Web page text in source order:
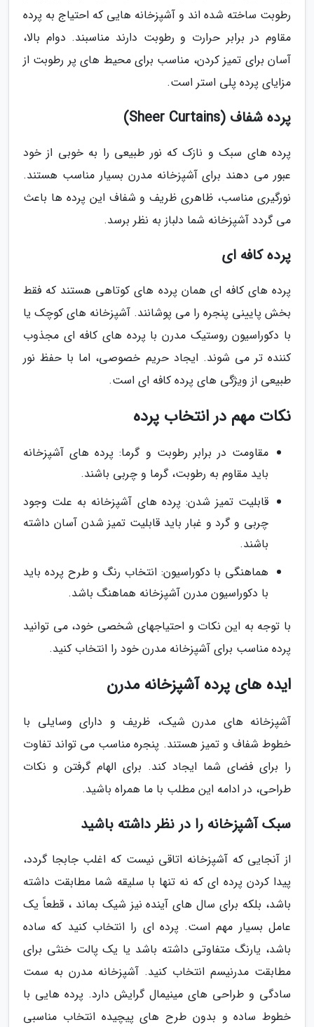
رطوبت ساخته شده اند و آشپزخانه هایی که احتیاج به پرده
مقاوم در برابر حرارت و رطوبت دارند مناسبند. دوام بالا،
آسان برای تمیز کردن، مناسب برای محیط های پر رطوبت از
مزایای پرده پلی استر است.
پرده شفاف (Sheer Curtains)
پرده های سبک و نازک که نور طبیعی را به خوبی از خود
عبور می دهند برای آشپزخانه مدرن بسیار مناسب هستند.
نورگیری مناسب، ظاهری ظریف و شفاف این پرده ها باعث
می گردد آشپزخانه شما دلباز به نظر برسد.
پرده کافه ای
پرده های کافه ای همان پرده های کوتاهی هستند که فقط
بخش پایینی پنجره را می پوشانند. آشپزخانه های کوچک یا
با دکوراسیون روستیک مدرن با پرده های کافه ای مجذوب
کننده تر می شوند. ایجاد حریم خصوصی، اما با حفظ نور
طبیعی از ویژگی های پرده کافه ای است.
نکات مهم در انتخاب پرده
مقاومت در برابر رطوبت و گرما: پرده های آشپزخانه
باید مقاوم به رطوبت، گرما و چربی باشند.
قابلیت تمیز شدن: پرده های آشپزخانه به علت وجود
چربی و گرد و غبار باید قابلیت تمیز شدن آسان داشته
باشند.
هماهنگی با دکوراسیون: انتخاب رنگ و طرح پرده باید
با دکوراسیون مدرن آشپزخانه هماهنگ باشد.
با توجه به این نکات و احتیاجهای شخصی خود، می توانید
پرده مناسب برای آشپزخانه مدرن خود را انتخاب کنید.
ایده های پرده آشپزخانه مدرن
آشپزخانه های مدرن شیک، ظریف و دارای وسایلی با
خطوط شفاف و تمیز هستند. پنجره مناسب می تواند تفاوت
را برای فضای شما ایجاد کند. برای الهام گرفتن و نکات
طراحی، در ادامه این مطلب با ما همراه باشید.
سبک آشپزخانه را در نظر داشته باشید
از آنجایی که آشپزخانه اتاقی نیست که اغلب جابجا گردد،
پیدا کردن پرده ای که نه تنها با سلیقه شما مطابقت داشته
باشد، بلکه برای سال های آینده نیز شیک بماند ، قطعاً یک
عامل بسیار مهم است. پرده ای را انتخاب کنید که ساده
باشد، یارنگ متفاوتی داشته باشد یا یک پالت خنثی برای
مطابقت مدرنیسم انتخاب کنید. آشپزخانه مدرن به سمت
سادگی و طراحی های مینیمال گرایش دارد. پرده هایی با
خطوط ساده و بدون طرح های پیچیده انتخاب مناسبی